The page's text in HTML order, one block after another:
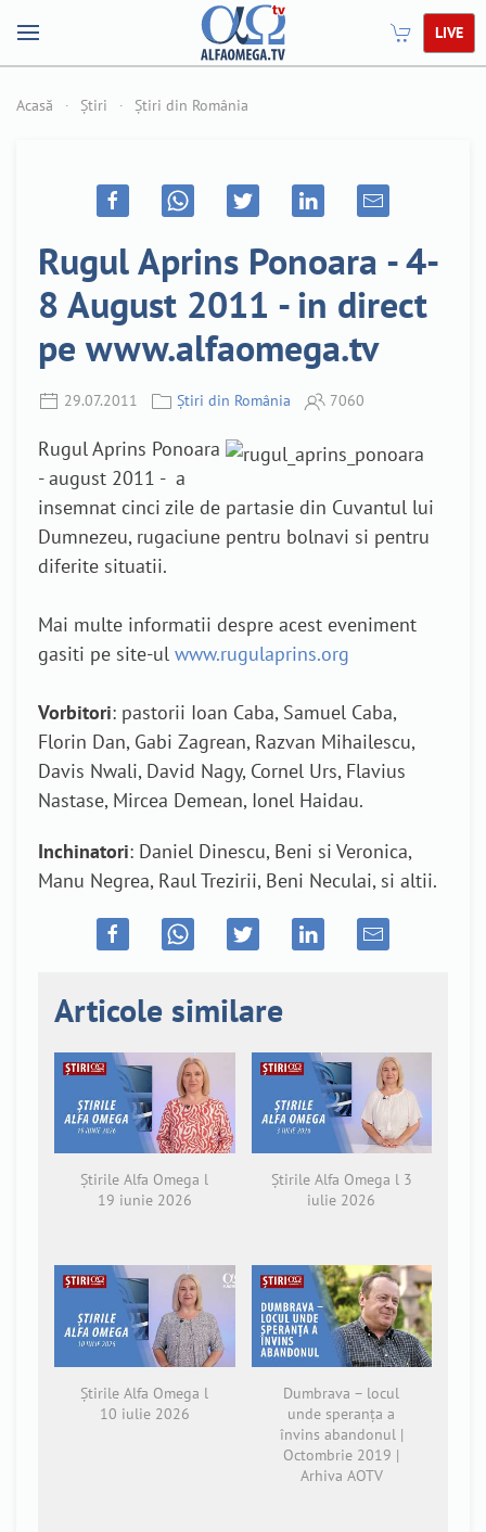
LIVE
Acasă Știri Știri din România
Rugul Aprins Ponoara - 4-
8 August 2011 - in direct
pe www.alfaomega.tv
29.07.2011 Știri din România 7060
Rugul Aprins Ponoara
- august 2011 - a
insemnat cinci zile de partasie din Cuvantul lui
Dumnezeu, rugaciune pentru bolnavi si pentru
diferite situatii.
Mai multe informatii despre acest eveniment
gasiti pe site-ul www.rugulaprins.org
Vorbitori: pastorii Ioan Caba, Samuel Caba,
Florin Dan, Gabi Zagrean, Razvan Mihailescu,
Davis Nwali, David Nagy, Cornel Urs, Flavius
Nastase, Mircea Demean, Ionel Haidau.
Inchinatori: Daniel Dinescu, Beni si Veronica,
Manu Negrea, Raul Trezirii, Beni Neculai, si altii.
Articole similare
Știrile Alfa Omega l
19 iunie 2026
Știrile Alfa Omega l 3
iulie 2026
Știrile Alfa Omega l
10 iulie 2026
Dumbrava – locul
unde speranța a
învins abandonul |
Octombrie 2019 |
Arhiva AOTV